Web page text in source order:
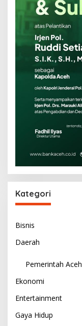
Kategori
Bisnis
Daerah
Pemerintah Aceh
Ekonomi
Entertainment
Gaya Hidup